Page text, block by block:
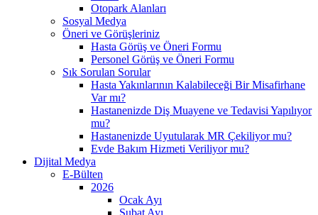
Otopark Alanları
Sosyal Medya
Öneri ve Görüşleriniz
Hasta Görüş ve Öneri Formu
Personel Görüş ve Öneri Formu
Sık Sorulan Sorular
Hasta Yakınlarının Kalabileceği Bir Misafirhane
Var mı?
Hastanenizde Diş Muayene ve Tedavisi Yapılıyor
mu?
Hastanenizde Uyutularak MR Çekiliyor mu?
Evde Bakım Hizmeti Veriliyor mu?
Dijital Medya
E-Bülten
2026
Ocak Ayı
Şubat Ayı